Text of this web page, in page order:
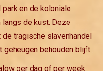
park en de koloniale
de kust. Deze
tragische slavenhandel
geheugen behouden blijft.
per dag of per week